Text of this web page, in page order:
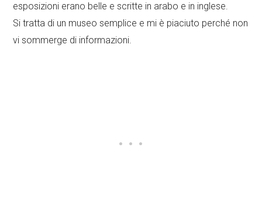
esposizioni erano belle e scritte in arabo e in inglese.
Si tratta di un museo semplice e mi è piaciuto perché non
vi sommerge di informazioni.